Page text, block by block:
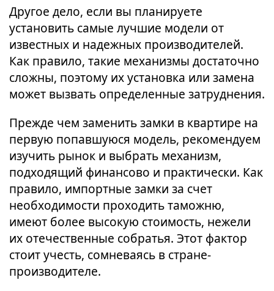
Другое дело, если вы планируете
установить самые лучшие модели от
известных и надежных производителей.
Как правило, такие механизмы достаточно
сложны, поэтому их установка или замена
может вызвать определенные затруднения.
Прежде чем заменить замки в квартире на
первую попавшуюся модель, рекомендуем
изучить рынок и выбрать механизм,
подходящий финансово и практически. Как
правило, импортные замки за счет
необходимости проходить таможню,
имеют более высокую стоимость, нежели
их отечественные собратья. Этот фактор
стоит учесть, сомневаясь в стране-
производителе.